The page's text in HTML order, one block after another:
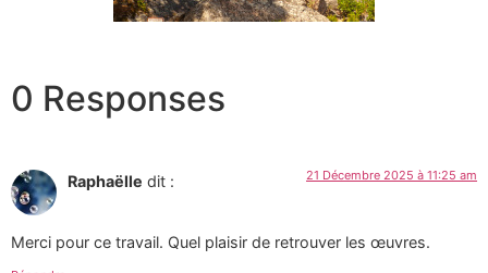
0 Responses
Raphaëlle dit : 21 Décembre 2025 à 11:25 am
Merci pour ce travail. Quel plaisir de retrouver les œuvres.